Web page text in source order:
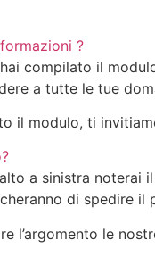
?
compilato il
a tutte le tue
il modulo, ti
a sinistra
di spedire il
l’argomento le